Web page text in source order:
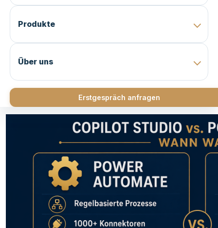
Produkte
Über uns
Erstgespräch anfragen